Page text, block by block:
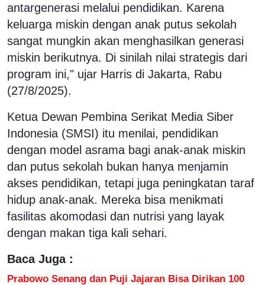
antargenerasi melalui pendidikan. Karena
keluarga miskin dengan anak putus sekolah
sangat mungkin akan menghasilkan generasi
miskin berikutnya. Di sinilah nilai strategis dari
program ini," ujar Harris di Jakarta, Rabu
(27/8/2025).
Ketua Dewan Pembina Serikat Media Siber
Indonesia (SMSI) itu menilai, pendidikan
dengan model asrama bagi anak-anak miskin
dan putus sekolah bukan hanya menjamin
akses pendidikan, tetapi juga peningkatan taraf
hidup anak-anak. Mereka bisa menikmati
fasilitas akomodasi dan nutrisi yang layak
dengan makan tiga kali sehari.
Baca Juga :
Prabowo Senang dan Puji Jajaran Bisa Dirikan 100